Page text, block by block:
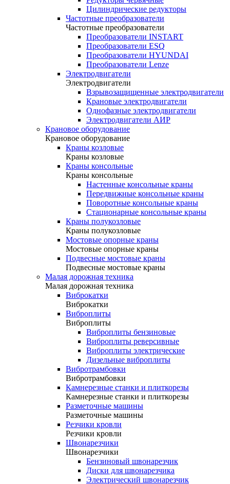
Цилиндрические редукторы
Частотные преобразователи
Частотные преобразователи
Преобразователи INSTART
Преобразователи ESQ
Преобразователи HYUNDAI
Преобразователи Lenze
Электродвигатели
Электродвигатели
Взрывозащищенные электродвигатели
Крановые электродвигатели
Однофазные электродвигатели
Электродвигатели АИР
Крановое оборудование
Крановое оборудование
Краны козловые
Краны козловые
Краны консольные
Краны консольные
Настенные консольные краны
Передвижные консольные краны
Поворотные консольные краны
Стационарные консольные краны
Краны полукозловые
Краны полукозловые
Мостовые опорные краны
Мостовые опорные краны
Подвесные мостовые краны
Подвесные мостовые краны
Малая дорожная техника
Малая дорожная техника
Виброкатки
Виброкатки
Виброплиты
Виброплиты
Виброплиты бензиновые
Виброплиты реверсивные
Виброплиты электрические
Дизельные виброплиты
Вибротрамбовки
Вибротрамбовки
Камнерезные станки и плиткорезы
Камнерезные станки и плиткорезы
Разметочные машины
Разметочные машины
Резчики кровли
Резчики кровли
Швонарезчики
Швонарезчики
Бензиновый швонарезчик
Диски для швонарезчика
Электрический швонарезчик